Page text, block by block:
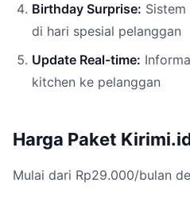
Birthday Surprise:
di hari spesial pelanggan
Update Real-time:
kitchen ke pelanggan
Harga Paket
Mulai dari Rp29.000/bulan